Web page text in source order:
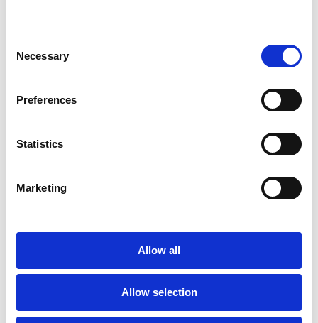
Selection
Necessary
Preferences
Statistics
Marketing
Allow all
Allow selection
En savoir plus